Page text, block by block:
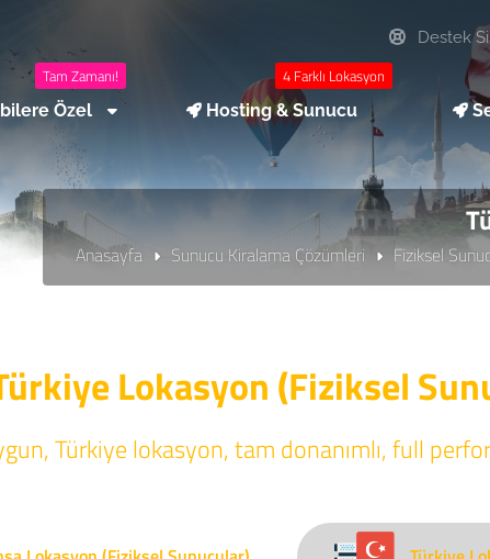
Destek
Tam Zamanı!
Özel
4 Farklı Lokasyon
Hosting & Sunucu
Anasayfa Sunucu Kiralama Çözümleri Fiziksel
Lokasyon (Fiziksel
Türkiye lokasyon, tam donanımlı, full